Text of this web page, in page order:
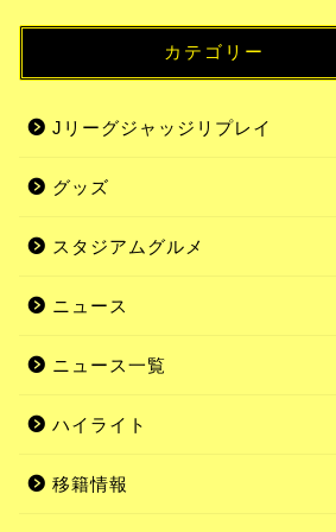
カテゴリー
Jリーグジャッジリプレイ
グッズ
スタジアムグルメ
ニュース
ニュース一覧
ハイライト
移籍情報